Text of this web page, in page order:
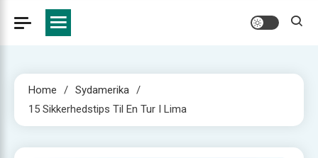
Home
Sydamerika
15 Sikkerhedstips Til En Tur I Lima